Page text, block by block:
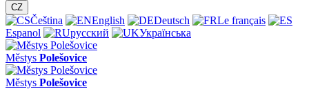
CZ
Čeština English Deutsch
Le français
Espanol
русский Українська
Městys Polešovice
Městys Polešovice